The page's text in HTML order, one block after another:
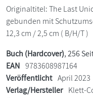
Originaltitel: The Last
gebunden mit
12,3 cm / 2,5 cm ( B/H/T )
Buch (Hardcover), 256
EAN 9783608987164
Veröffentlicht April 2023
Verlag/Hersteller Klett-